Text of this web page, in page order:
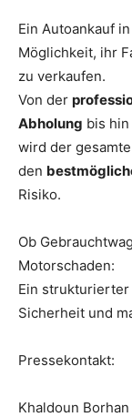
Ein Autoankauf
Möglichkeit, ihr
zu verkaufen.
Von der
Abholung bis
wird der
den
Risiko.
Ob
Motorschaden:
Ein strukturierter
Sicherheit und
Pressekontakt:
Khaldoun Borhan